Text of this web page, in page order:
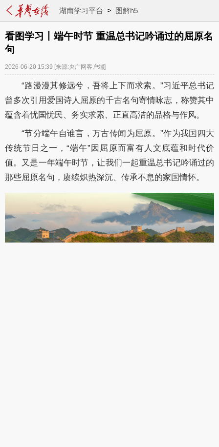
湖南学习平台 > 图解h5
看图学习丨端午时节 重温总书记吟诵过的屈原名
句
2026-06-20 15:39 [来源:央广网客户端]
“路漫漫其修远兮，吾将上下而求索。”习近平总书记
曾多次引用爱国诗人屈原的千古名句寄情咏志，称赞其中
蕴含着忧国忧民、务实求索、正直高洁的品格与作风。
“节分端午自谁言，万古传闻为屈原。”作为我国四大
传统节日之一，“端午”因屈原而富有人文底蕴和时代价
值。又是一年端午时节，让我们一起重温总书记吟诵过的
那些屈原名句，赓续炽热深沉、传承不息的家国情怀。